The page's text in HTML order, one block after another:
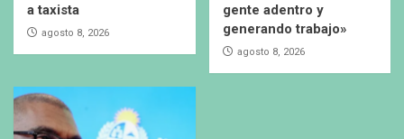
a taxista
agosto 8, 2026
gente adentro y
generando trabajo»
agosto 8, 2026